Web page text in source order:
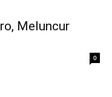
Meluncur
0